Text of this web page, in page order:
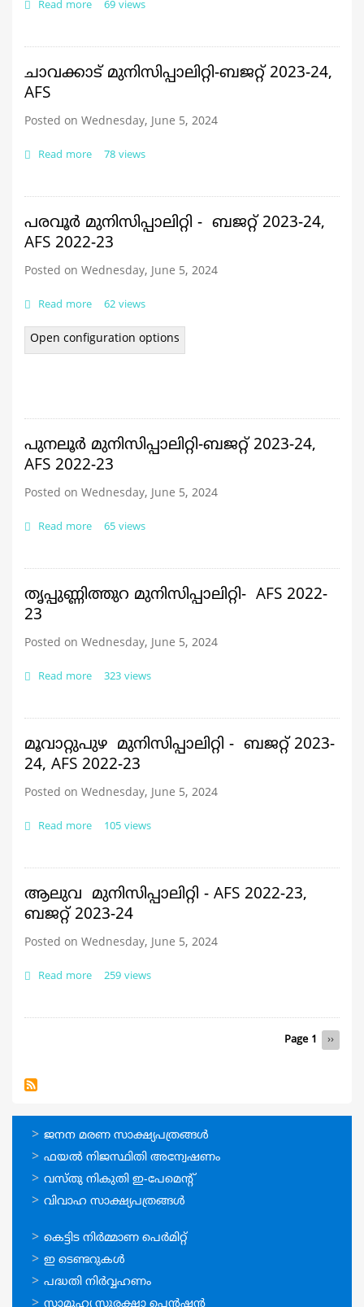
Read more about
ബജറ്റ്
2023-
24,പൌരാവകാശരേഖ
69 views
ചാവക്കാട് മുനിസിപ്പാലിറ്റി-ബജറ്റ് 2023-24,
AFS
Posted on Wednesday, June 5, 2024
Read more about
ബജറ്റ്
2023-
24,
AFS
78 views
പരവൂർ മുനിസിപ്പാലിറ്റി - ബജറ്റ് 2023-24,
AFS 2022-23
Posted on Wednesday, June 5, 2024
Read more about
-
23
62 views
Open configuration options
പുനലൂർ മുനിസിപ്പാലിറ്റി-ബജറ്റ് 2023-24,
AFS 2022-23
Posted on Wednesday, June 5, 2024
Read more about
ബജറ്റ്
24,
23
65 views
തൃപ്പുണ്ണിത്തുറ മുനിസിപ്പാലിറ്റി- AFS 2022-
23
Posted on Wednesday, June 5, 2024
Read more about
2022-
323 views
മൂവാറ്റുപുഴ മുനിസിപ്പാലിറ്റി - ബജറ്റ് 2023-
24, AFS 2022-23
Posted on Wednesday, June 5, 2024
Read more about
-
ബജറ്റ്
2023-
24,
2022-
105 views
ആലുവ മുനിസിപ്പാലിറ്റി - AFS 2022-23,
ബജറ്റ് 2023-24
Posted on Wednesday, June 5, 2024
Read more about
-
259 views
Page 1
Next
››
ഓണ്‍ലൈന്‍
സേവനങ്ങള്‍
ജനന മരണ സാക്ഷ്യപത്രങ്ങള്‍
ഫയല്‍ നിജസ്ഥിതി അന്വേഷണം
വസ്തു നികുതി ഇ-പേമെന്റ്
വിവാഹ സാക്ഷ്യപത്രങ്ങള്‍
ഓണ്‍ലൈന്‍
സേവനങ്ങള്‍
കെട്ടിട നിര്‍മ്മാണ പെര്‍മിറ്റ്‌
ഇ ടെണ്ടറുകള്‍
പദ്ധതി നിര്‍വ്വഹണം
സാമൂഹ്യ സുരക്ഷാ പെന്‍ഷന്‍